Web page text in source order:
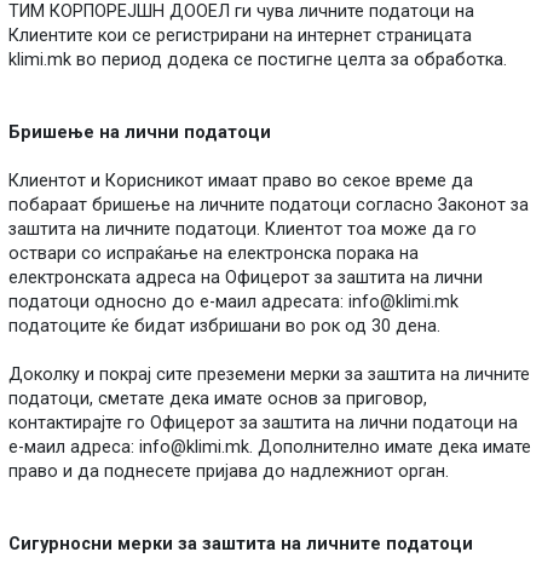
ТИМ КОРПОРЕЈШН ДООЕЛ ги чува личните податоци на
Клиентите кои се регистрирани на интернет страницата
klimi.mk во период додека се постигне целта за обработка.
Бришење на лични податоци
Клиентот и Корисникот имаат право во секое време да
побараат бришење на личните податоци согласно Законот за
заштита на личните податоци. Клиентот тоа може да го
оствари со испраќање на електронска порака на
електронската адреса на Офицерот за заштита на лични
податоци односно до е-маил адресата: info@klimi.mk
податоците ќе бидат избришани во рок од 30 дена.
Доколку и покрај сите преземени мерки за заштита на личните
податоци, сметате дека имате основ за приговор,
контактирајте го Офицерот за заштита на лични податоци на
е-маил адреса: info@klimi.mk. Дополнително имате дека имате
право и да поднесете пријава до надлежниот орган.
Сигурносни мерки за заштита на личните податоци